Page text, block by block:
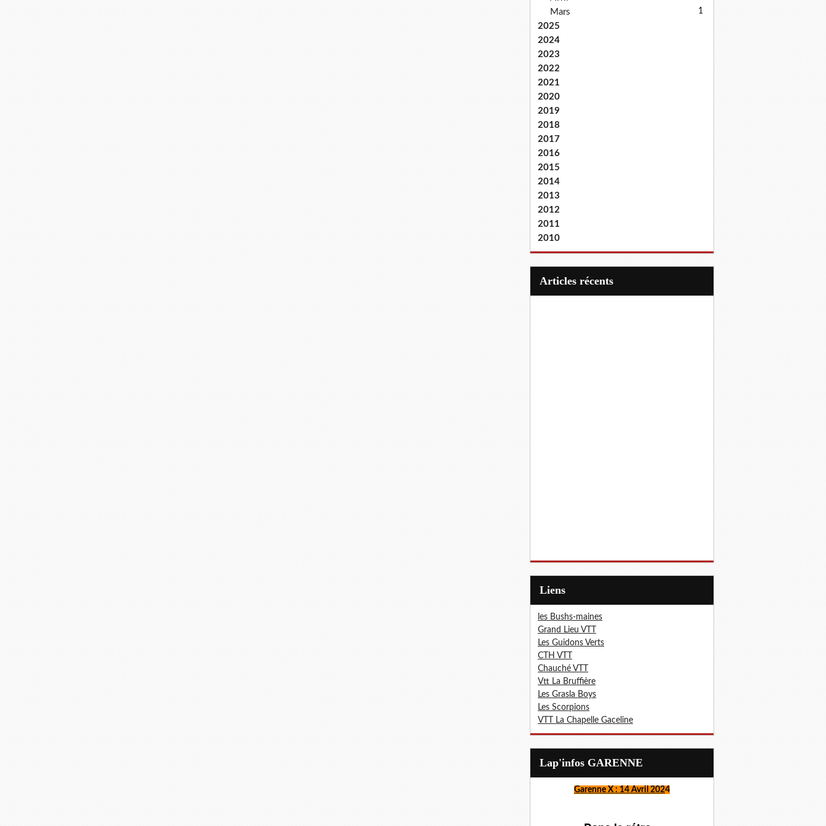
Mars 1
2025
2024
2023
2022
2021
2020
2019
2018
2017
2016
2015
2014
2013
2012
2011
2010
articles récents
Liens
les Bushs-maines
Grand Lieu VTT
Les Guidons Verts
CTH VTT
Chauché VTT
Vtt La Bruffière
Les Grasla Boys
Les Scorpions
VTT La Chapelle Gaceline
Lap'infos GARENNE
Garenne X : 14 Avril 2024